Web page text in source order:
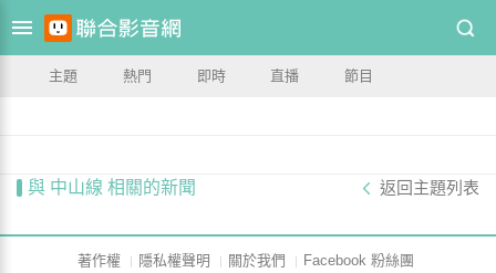
主題 熱門 即時 直播 節目
與 中山線 相關的新聞 返回主題列表
著作權 隱私權聲明 關於我們
Facebook 粉絲團